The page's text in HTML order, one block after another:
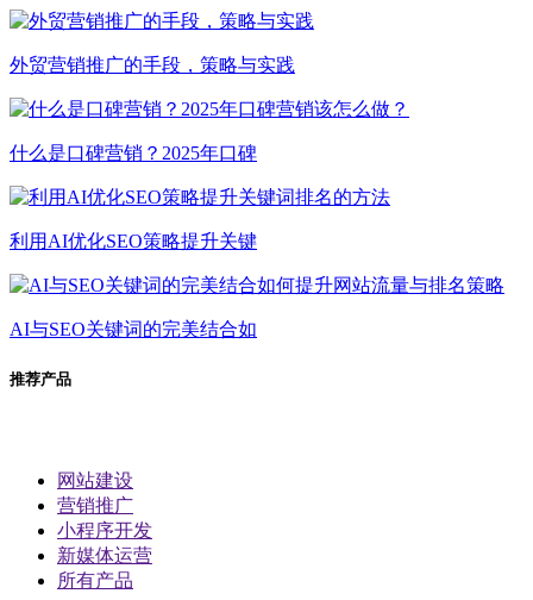
外贸营销推广的手段，策略与实践
什么是口碑营销？2025年口碑
利用AI优化SEO策略提升关键
AI与SEO关键词的完美结合如
推荐产品
网站建设
营销推广
小程序开发
新媒体运营
所有产品